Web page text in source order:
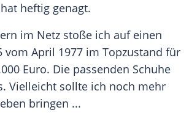
heftig genagt.
im Netz stoße ich auf einen
vom April 1977 im Topzustand für
Euro. Die passenden Schuhe
Vielleicht sollte ich noch mehr
bringen ...